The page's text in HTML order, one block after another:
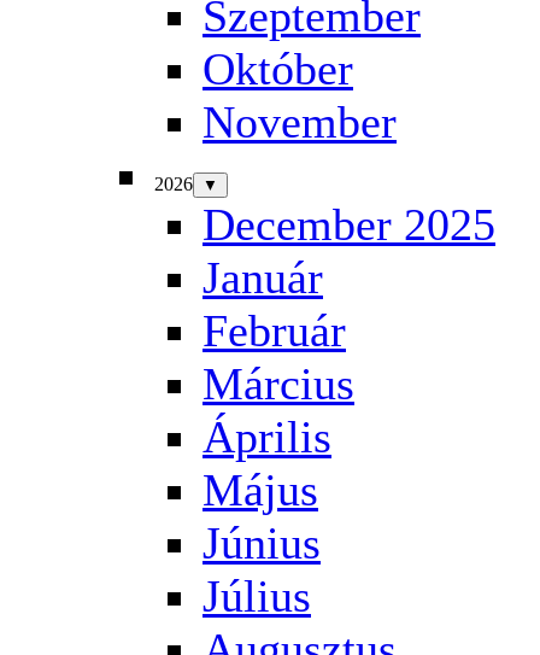
Szeptember
Október
November
2026 ▼
December 2025
Január
Február
Március
Április
Május
Június
Július